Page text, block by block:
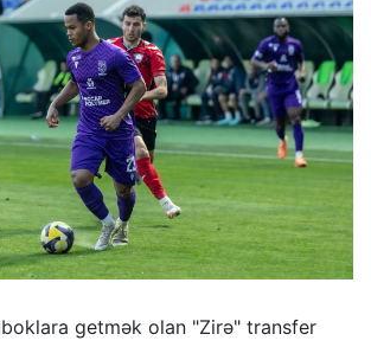
getmək olan "Zirə" transfer